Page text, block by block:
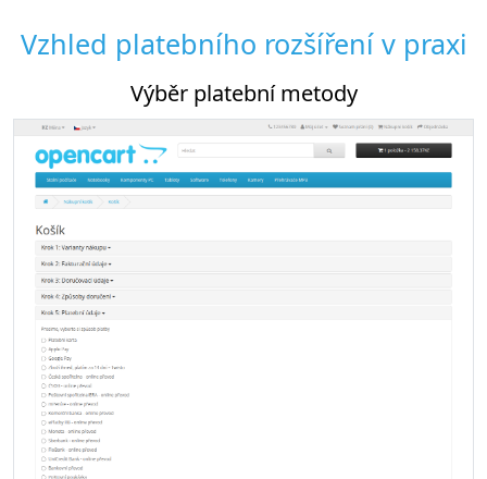
Vzhled platebního rozšíření v praxi
Výběr platební metody